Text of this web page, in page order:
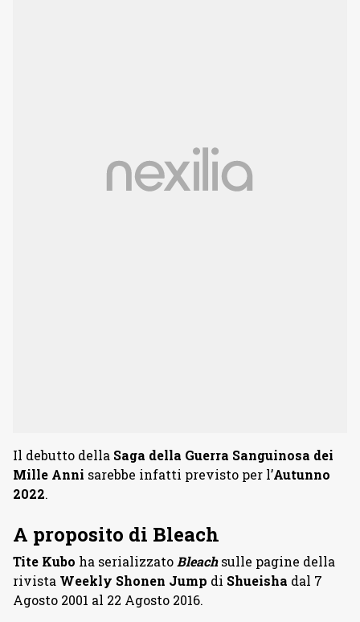
Il debutto della Saga della Guerra Sanguinosa dei
Mille Anni sarebbe infatti previsto per l’Autunno
2022.
A proposito di Bleach
Tite Kubo ha serializzatoBleachsulle pagine della
rivista Weekly Shonen Jump di Shueisha dal 7
Agosto 2001 al 22 Agosto 2016.